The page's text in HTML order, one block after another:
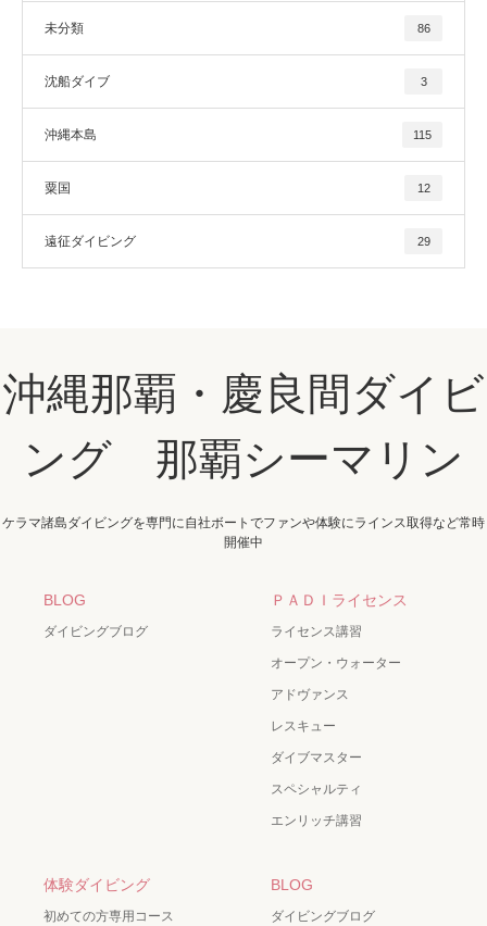
未分類 86
沈船ダイブ 3
沖縄本島 115
粟国 12
遠征ダイビング 29
沖縄那覇・慶良間ダイビ
ング 那覇シーマリン
ケラマ諸島ダイビングを専門に自社ボートでファンや体験にラインス取得など常時
開催中
BLOG
ダイビングブログ
ＰＡＤＩライセンス
ライセンス講習
オープン・ウォーター
アドヴァンス
レスキュー
ダイブマスター
スペシャルティ
エンリッチ講習
体験ダイビング
初めての方専用コース
BLOG
ダイビングブログ